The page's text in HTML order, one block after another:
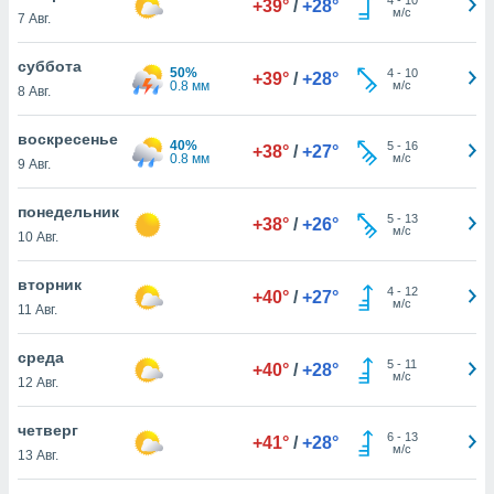
действия
рекламу
нашей
cookie
cookie
в
нашего
7 Авг.
+39° / +28°
м/с
суббота
8 Авг.
50%
0.8 мм
+39° / +28° 4- 10
м/с
воскресенье
9 Авг.
40%
0.8 мм
+38° / +27° 5- 16
м/с
понедельник
10 Авг.
+38° / +26° 5- 13
м/с
вторник
11 Авг.
+40° / +27° 4- 12
м/с
среда
12 Авг.
+40° / +28° 5- 11
м/с
четверг
13 Авг.
+41° / +28° 6- 13
м/с